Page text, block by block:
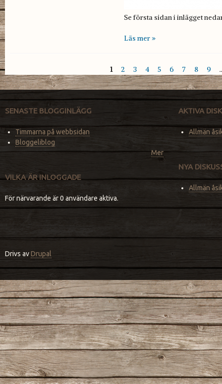
Se första sidan i inlägget
Läs mer »
Sidor
1 2 3 4 5 6 7 8 9
SENASTE BLOGGINLÄGG
Timmarna på webbsidan
Bloggeliblog
Mer
VILKA ÄR INLOGGADE
För närvarande är 0 användare aktiva.
AKTIVA
Allmän
NYA
Allmän
Drivs avDrupal